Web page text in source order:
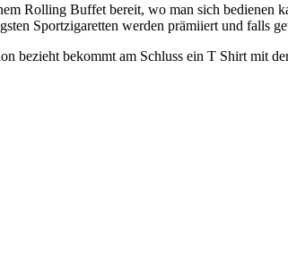
Rolling Buffet bereit, wo man sich bedienen
Sportzigaretten werden prämiiert und falls
bezieht bekommt am Schluss ein T Shirt mit